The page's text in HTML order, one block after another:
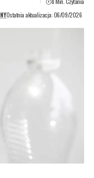
Ostatnia aktualizacja: 06/09/2026